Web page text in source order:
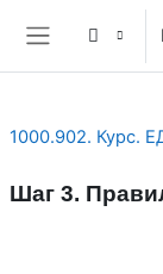
Перейти к
Боковая
Шаг 3.